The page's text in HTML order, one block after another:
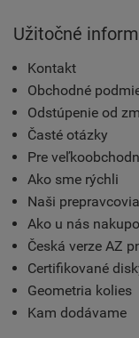
Užitočné
Kontakt
Obchodné
Odstúpenie od
Časté otázky
Pre
Ako sme rýchli
Naši prepravcovia
Ako u nás
Česká verze AZ
Certifikované
Geometria kolies
Kam dodávame